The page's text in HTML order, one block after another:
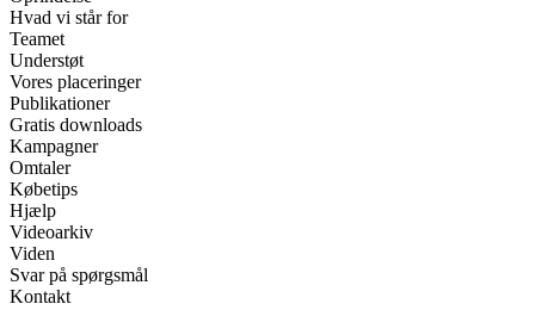
Hvad vi står for
Teamet
Understøt
Vores placeringer
Publikationer
Gratis downloads
Kampagner
Omtaler
Købetips
Hjælp
Videoarkiv
Viden
Svar på spørgsmål
Kontakt